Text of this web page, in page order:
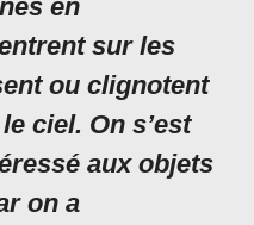
en
sur les
ou clignotent
ciel. On s’est
aux objets
on a